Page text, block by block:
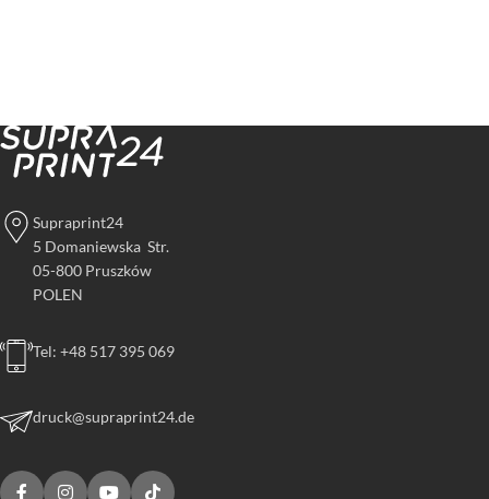
Supraprint24
5 Domaniewska Str.
05-800 Pruszków
POLEN
Tel: +48 517 395 069
druck@supraprint24.de